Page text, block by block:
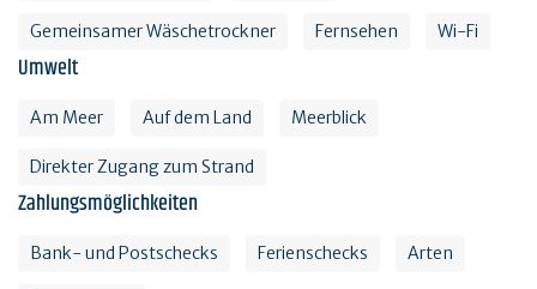
Gemeinsamer Wäschetrockner Fernsehen Wi-Fi
Umwelt
Am Meer Auf dem Land Meerblick
Direkter Zugang zum Strand
Zahlungsmöglichkeiten
Bank- und Postschecks Ferienschecks Arten